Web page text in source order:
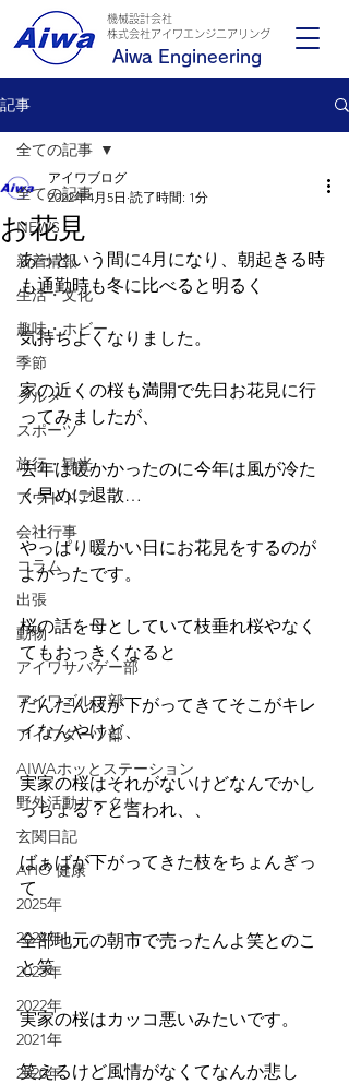
Aiwa Engineering
機械設計会社
​株式会社アイワエンジニアリング
記事
全ての記事
NEWS
新着情報
生活・文化
趣味・ホビー
季節
グルメ
スポーツ
旅行・観光
アウトドア
会社行事
コラム
出張
動物
アイワサバゲー部
アイワゴルフ部
アイワダーツ部
AIWAホッとステーション
野外活動サークル
玄関日記
AHO 健康
2025年
2024年
2023年
2022年
2021年
2020年
全ての記事
お花見
アイワブログ
2022年4月5日 読了時間: 1分
あっという間に4月になり、朝起きる時
も通勤時も冬に比べると明るく
気持ちよくなりました。
家の近くの桜も満開で先日お花見に行
ってみましたが、
去年は暖かかったのに今年は風が冷た
く早めに退散…
やっぱり暖かい日にお花見をするのが
よかったです。
桜の話を母としていて枝垂れ桜やなく
てもおっきくなると
だんだん枝が下がってきてそこがキレ
イなんやけど、
実家の桜はそれがないけどなんでかし
っちょる？と言われ、、
ばぁばが下がってきた枝をちょんぎっ
て
全部地元の朝市で売ったんよ笑とのこ
と笑
実家の桜はカッコ悪いみたいです。
笑えるけど風情がなくてなんか悲し